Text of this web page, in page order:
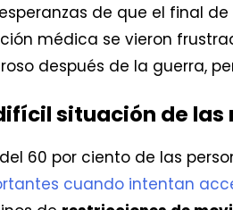
esperanzas de que el final
médica se vieron
después de la guerra,
situación de
60 por ciento de las
cuando intentan